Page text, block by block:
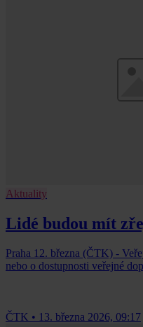
Aktuality
Lidé budou mít
Praha 12. března (ČTK) -
nebo o dostupnosti veřejné
ČTK • 13. března 2026, 09:17